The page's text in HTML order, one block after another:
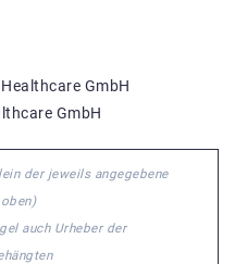
GmbH
GmbH
der jeweils angegebene
auch Urheber der